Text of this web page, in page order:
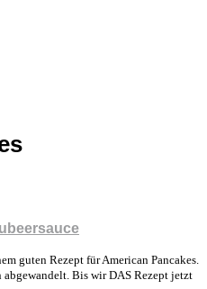
guten Rezept für American Pancakes.
Bis wir DAS Rezept jetzt